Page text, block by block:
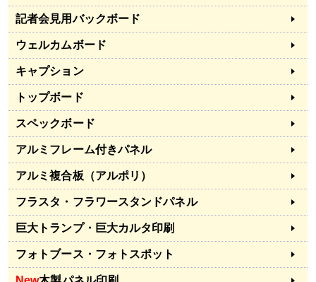
記者会見用バックボード
ウェルカムボード
キャプション
トップボード
スペックボード
アルミフレーム付きパネル
アルミ複合板（アルポリ）
フラスタ・フラワースタンドパネル
巨大トランプ・巨大カルタ印刷
フォトブース・フォトスポット